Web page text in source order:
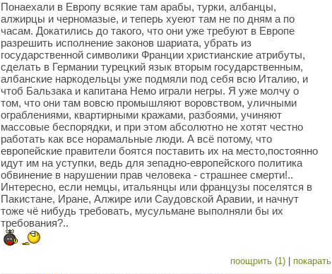
Понаехали в Европу всякие там арабы, турки, албанцы,
алжирцы и черномазые, и теперь хуеют там не по дням а по
часам. Докатились до такого, что они уже требуют в Европе
разрешить исполнение законов шариата, убрать из
государственной символики Франции христианские атрибуты,
сделать в Германии турецкий язык вторым государственным,
албанские наркодельцы уже подмяли под себя всю Италию, и
чтоб Бальзака и капитана Немо играли негры. Я уже молчу о
том, что они там вовсю промышляют воровством, уличными
ограблениями, квартирными кражами, разбоями, учиняют
массовые беспорядки, и при этом абсолютно не хотят честно
работать как все норамальные люди. А всё потому, что
европейские правители боятся поставить их на место,постоянно
идут им на уступки, ведь для зепадно-европейского политика
обвинение в нарушении прав человека - страшнее смерти!..
Интересно, если немцы, итальянцы или французы поселятся в
Пакистане, Иране, Алжире или Саудовской Аравии, и начнут
тоже чё нибудь требовать, мусульмане выполняли бы их
требования?..
поощрить (1) покарать